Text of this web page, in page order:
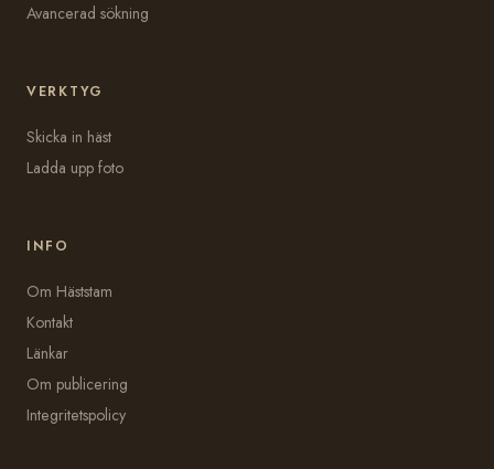
Avancerad sökning
VERKTYG
Skicka in häst
Ladda upp foto
INFO
Om Häststam
Kontakt
Länkar
Om publicering
Integritetspolicy